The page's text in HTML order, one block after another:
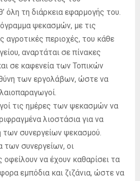
όλη τη διάρκεια εφαρμογής του.
ψεκασμών, με τις
αγροτικές περιοχές, του κάθε
αναρτάται σε πίνακες
σε καφενεία των Τοπικών
των εργολάβων, ώστε να
τις ημέρες των ψεκασμών να
λιοστάσια για να
συνεργείων ψεκασμού.
των συνεργείων, οι
οφείλουν να έχουν καθαρίσει τα
εμπόδια και ζιζάνια, ώστε να